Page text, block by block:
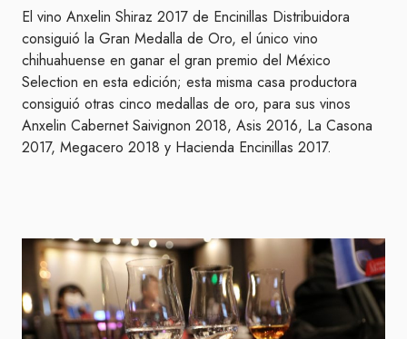
El vino Anxelin Shiraz 2017 de Encinillas Distribuidora
consiguió la Gran Medalla de Oro, el único vino
chihuahuense en ganar el gran premio del México
Selection en esta edición; esta misma casa productora
consiguió otras cinco medallas de oro, para sus vinos
Anxelin Cabernet Saivignon 2018, Asis 2016, La Casona
2017, Megacero 2018 y Hacienda Encinillas 2017.